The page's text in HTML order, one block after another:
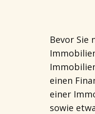
Bevor Sie
einen
einer
sowie